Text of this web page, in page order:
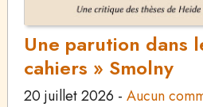
Une parution dans
cahiers » Smolny
20 juillet 2026 - Aucun